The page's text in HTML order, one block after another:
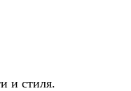
и стиля.